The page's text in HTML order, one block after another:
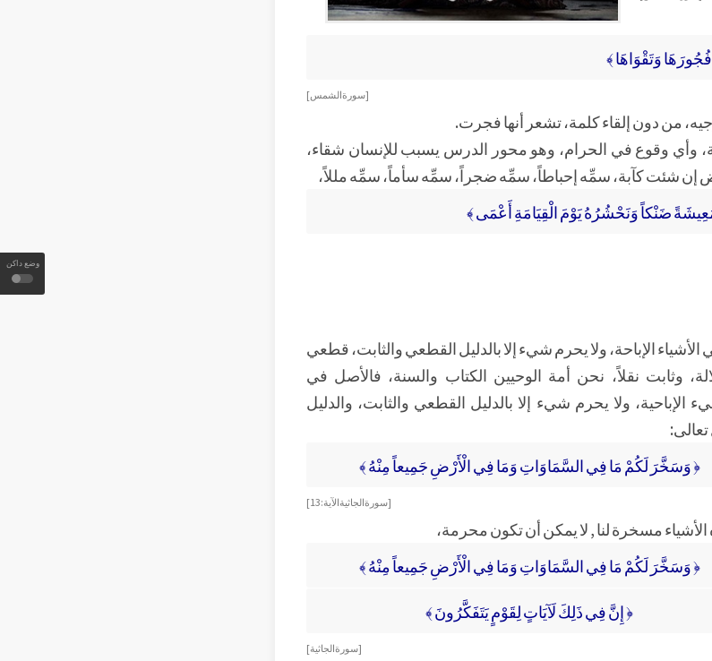
وضع داكن
وَتَقْوَاهَا ﴾
[ سورة الشمس ]
من دون إلقاء كلمة، تشعر أنها فجرت.
وأي وقوع في الحرام، وهو محور الدرس يسبب للإنسان شقاء،
شئت كآبة، سمِّه إحباطاً، سمِّه ضجراً، سمِّه سأماً، سمِّه مللاً،
ضَنْكاً وَنَحْشُرُهُ يَوْمَ الْقِيَامَةِ أَعْمَى ﴾
الأشياء الإباحة، ولا يحرم شيء إلا بالدليل القطعي والثابت، قطعي
وثابت نقلاً، نحن أمة الوحيين الكتاب والسنة، فالأصل في
الإباحية، ولا يحرم شيء إلا بالدليل القطعي والثابت، والدليل
﴿ وَسَخَّرَ لَكُمْ مَا فِي السَّمَاوَاتِ وَمَا فِي الْأَرْضِ جَمِيعاً مِنْهُ ﴾
[ سورة الجاثية الآية: 13 ]
مسخرة لنا , لا يمكن أن تكون محرمة،
﴿ وَسَخَّرَ لَكُمْ مَا فِي السَّمَاوَاتِ وَمَا فِي الْأَرْضِ جَمِيعاً مِنْهُ ﴾
﴿ إِنَّ فِي ذَلِكَ لَآيَاتٍ لِقَوْمٍ يَتَفَكَّرُونَ ﴾
[ سورة الجاثية ]